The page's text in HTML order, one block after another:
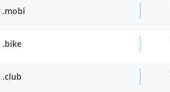
.mobi
.bike
.club